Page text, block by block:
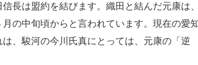
長は盟約を結びます。織田と結んだ元康は、
の中旬頃からと言われています。現在の愛
、駿河の今川氏真にとっては、元康の「逆